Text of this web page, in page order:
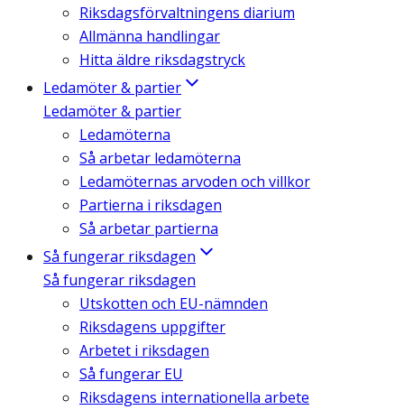
Riksdagsförvaltningens diarium
Allmänna handlingar
Hitta äldre riksdagstryck
Ledamöter & partier
Ledamöter & partier
Ledamöterna
Så arbetar ledamöterna
Ledamöternas arvoden och villkor
Partierna i riksdagen
Så arbetar partierna
Så fungerar riksdagen
Så fungerar riksdagen
Utskotten och EU-nämnden
Riksdagens uppgifter
Arbetet i riksdagen
Så fungerar EU
Riksdagens internationella arbete